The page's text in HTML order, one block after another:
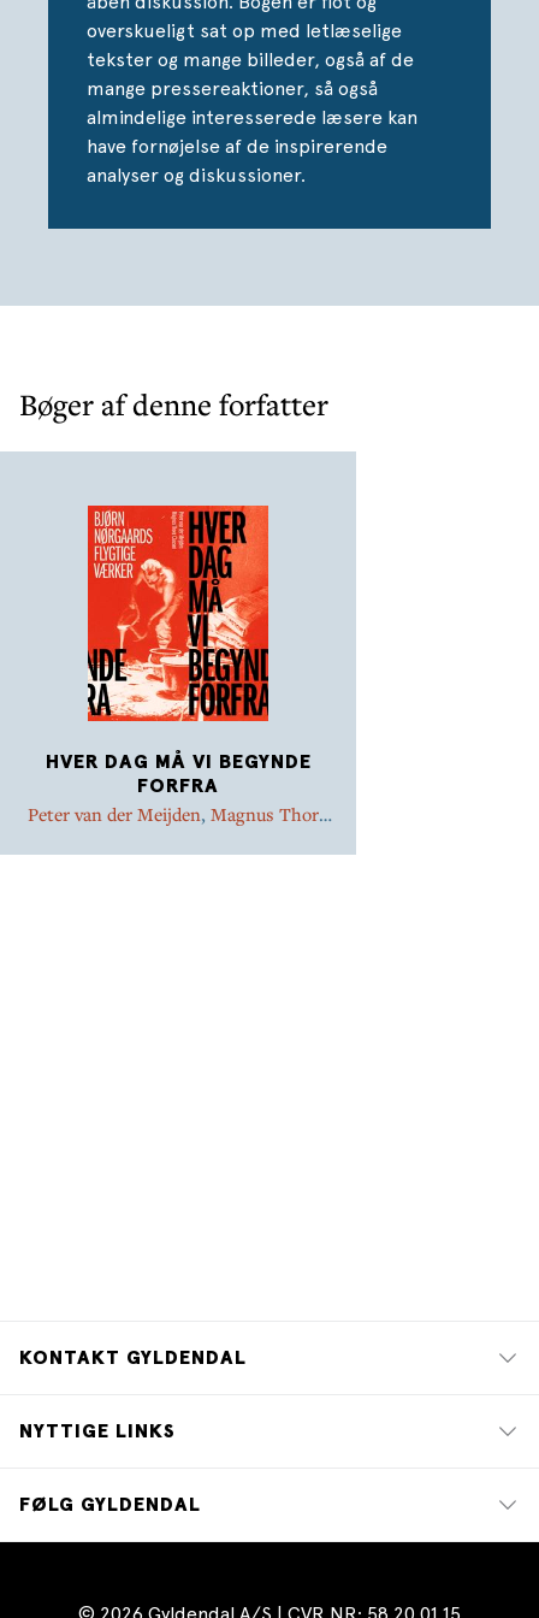
overskueligt sat op med letlæselige
tekster og mange billeder, også af de
mange pressereaktioner, så også
almindelige interesserede læsere kan
have fornøjelse af de inspirerende
analyser og diskussioner.
Bøger af denne forfatter
HVER DAG MÅ VI BEGYNDE
FORFRA
Peter van der Meijden, Magnus Thorø
KONTAKT GYLDENDAL
NYTTIGE LINKS
FØLG GYLDENDAL